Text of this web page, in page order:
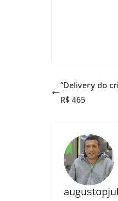
“Delivery do
R$ 465